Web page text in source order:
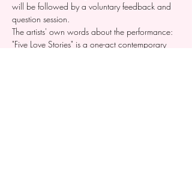
will be followed by a voluntary feedback and
question session.
The artists' own words about the performance:
"Five Love Stories" is a one-act contemporary